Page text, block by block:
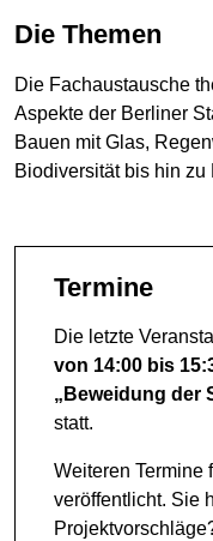
Die Themen
Die Fachaustausche
Aspekte der Berliner
Bauen mit Glas,
Biodiversität bis hin
Termine
Die letzte
von 14:00 bis
„Beweidung der
statt.
Weiteren Termine
veröffentlicht. Sie